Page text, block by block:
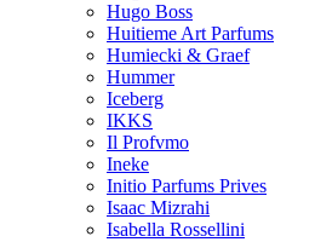
Hugo Boss
Huitieme Art Parfums
Humiecki & Graef
Hummer
Iceberg
IKKS
Il Profvmo
Ineke
Initio Parfums Prives
Isaac Mizrahi
Isabella Rossellini